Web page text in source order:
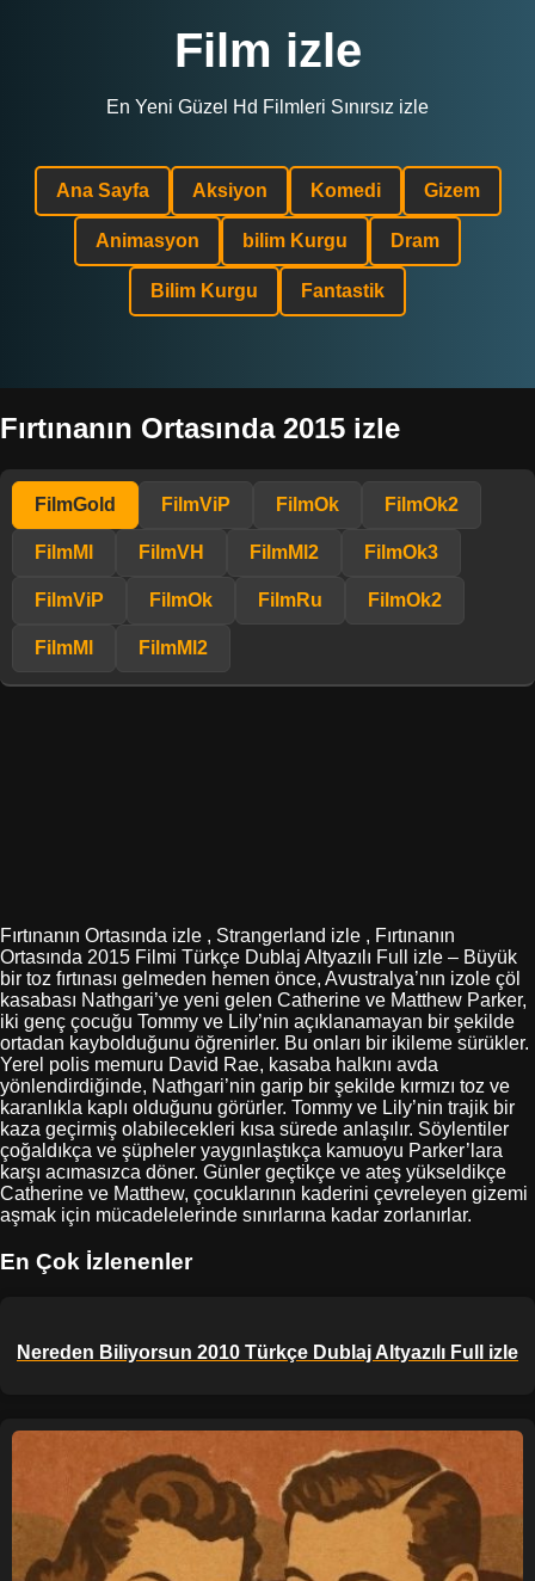
Film izle
En Yeni Güzel Hd Filmleri Sınırsız izle
Ana Sayfa Aksiyon Komedi Gizem
Animasyon bilim Kurgu Dram
Bilim Kurgu Fantastik
Fırtınanın Ortasında 2015 izle
FilmGold FilmViP FilmOk FilmOk2
FilmMl FilmVH FilmMl2 FilmOk3
FilmViP FilmOk FilmRu FilmOk2
FilmMl FilmMl2
Fırtınanın Ortasında izle , Strangerland izle , Fırtınanın
Ortasında 2015 Filmi Türkçe Dublaj Altyazılı Full izle – Büyük
bir toz fırtınası gelmeden hemen önce, Avustralya’nın izole çöl
kasabası Nathgari’ye yeni gelen Catherine ve Matthew Parker,
iki genç çocuğu Tommy ve Lily’nin açıklanamayan bir şekilde
ortadan kaybolduğunu öğrenirler. Bu onları bir ikileme sürükler.
Yerel polis memuru David Rae, kasaba halkını avda
yönlendirdiğinde, Nathgari’nin garip bir şekilde kırmızı toz ve
karanlıkla kaplı olduğunu görürler. Tommy ve Lily’nin trajik bir
kaza geçirmiş olabilecekleri kısa sürede anlaşılır. Söylentiler
çoğaldıkça ve şüpheler yaygınlaştıkça kamuoyu Parker’lara
karşı acımasızca döner. Günler geçtikçe ve ateş yükseldikçe
Catherine ve Matthew, çocuklarının kaderini çevreleyen gizemi
aşmak için mücadelelerinde sınırlarına kadar zorlanırlar.
En Çok İzlenenler
Nereden Biliyorsun 2010 Türkçe Dublaj Altyazılı Full izle